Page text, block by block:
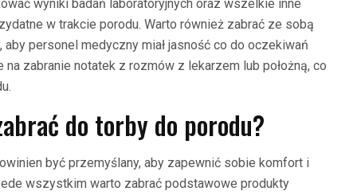
wyniki badań laboratoryjnych oraz wszelkie inne
w trakcie porodu. Warto również zabrać ze sobą
personel medyczny miał jasność co do oczekiwań
zabranie notatek z rozmów z lekarzem lub położną, co
do torby do porodu?
być przemyślany, aby zapewnić sobie komfort i
wszystkim warto zabrać podstawowe produkty